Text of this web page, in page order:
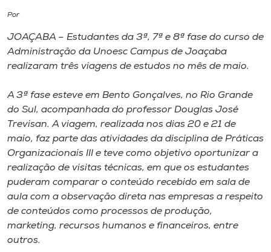
CPA
Biblioteca
Editora
Rádio
Museu
Unoesc
Por
JOAÇABA – Estudantes da 3ª, 7ª e 8ª fase do curso de
Administração da Unoesc Campus de Joaçaba
realizaram três viagens de estudos no mês de maio.
A 3ª fase esteve em Bento Gonçalves, no Rio Grande
do Sul, acompanhada do professor Douglas José
Trevisan. A viagem, realizada nos dias 20 e 21 de
maio, faz parte das atividades da disciplina de Práticas
Organizacionais III e teve como objetivo oportunizar a
realização de visitas técnicas, em que os estudantes
puderam comparar o conteúdo recebido em sala de
aula com a observação direta nas empresas a respeito
de conteúdos como processos de produção,
marketing, recursos humanos e financeiros, entre
outros.